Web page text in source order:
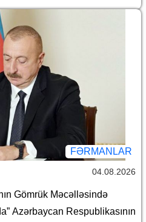
İqtisadiyyat
edilməsi və "Azərbaycan
Nazirliyi haqqında
Respublikası
təmin edilməsi və
İnkişaf Nazirliyinin
ilə bağlı tədbirlər haqqında"
2006-cı il 28
dəyişikliklər
20 fevral tarixli 111 nömrəli
cu il 30 dekabr tarixli 911
edilməsi barədə" 2020-ci il
FƏRMANLAR
04.08.2026
Gömrük Məcəlləsində
Azərbaycan Respublikasının